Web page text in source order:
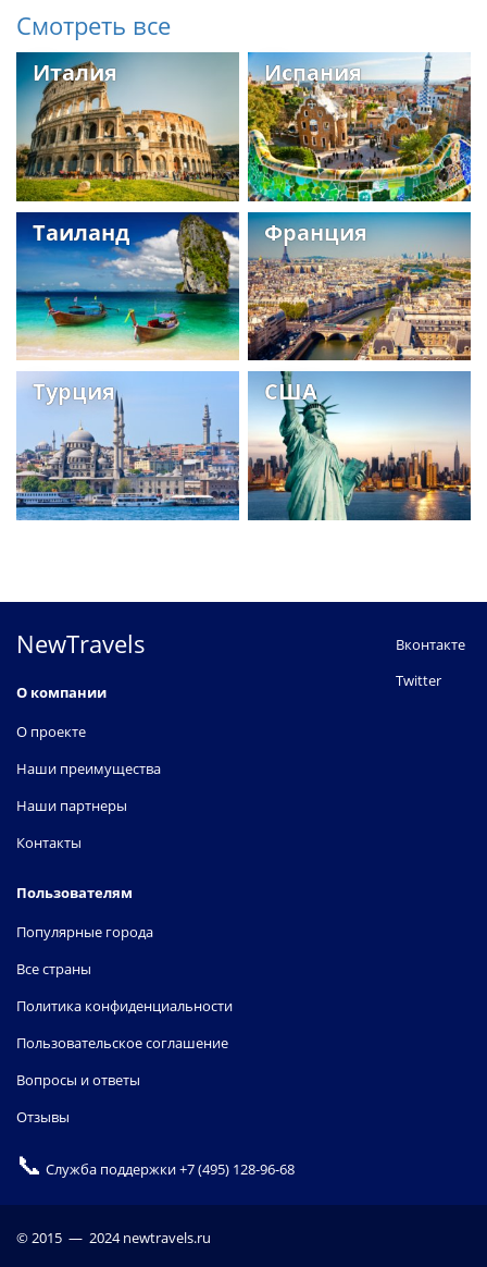
Смотреть все
Италия Испания
Таиланд Франция
Турция США
NewTravels
О компании
О проекте
Наши преимущества
Наши партнеры
Контакты
Пользователям
Популярные города
Все страны
Политика конфиденциальности
Пользовательское соглашение
Вопросы и ответы
Отзывы
Вконтакте
Twitter
📞 Служба поддержки+7 (495) 128-96-68
© 2015 — 2024 newtravels.ru